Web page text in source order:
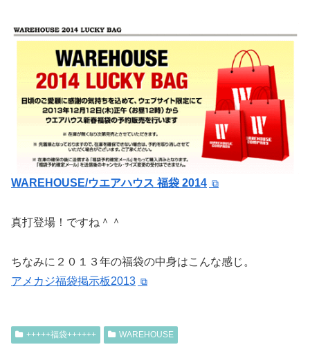
WAREHOUSE/ウエアハウス 福袋 2014
真打登場！ですね＾＾
ちなみに２０１３年の福袋の中身はこんな感じ。
アメカジ福袋掲示板2013
+++++福袋++++++ WAREHOUSE